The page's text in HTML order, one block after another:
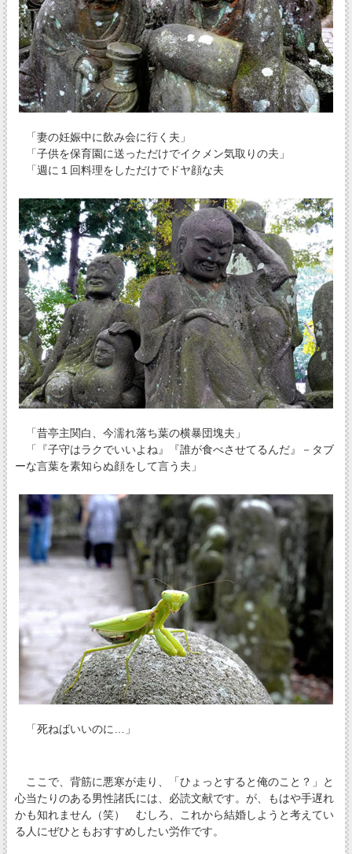
「妻の妊娠中に飲み会に行く夫」
「子供を保育園に送っただけでイクメン気取りの夫」
「週に１回料理をしただけでドヤ顔な夫
「昔亭主関白、今濡れ落ち葉の横暴団塊夫」
「『子守はラクでいいよね』『誰が食べさせてるんだ』－タブ
ーな言葉を素知らぬ顔をして言う夫」
「死ねばいいのに…」
ここで、背筋に悪寒が走り、「ひょっとすると俺のこと？」と
心当たりのある男性諸氏には、必読文献です。が、もはや手遅れ
かも知れません（笑） むしろ、これから結婚しようと考えてい
る人にぜひともおすすめしたい労作です。